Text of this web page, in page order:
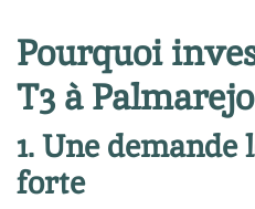
Pourquoi
T3 à
1. Une
forte